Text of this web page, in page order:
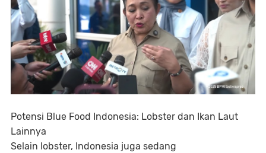
Potensi Blue Food Indonesia: Lobster dan Ikan Laut
Lainnya
Selain lobster, Indonesia juga sedang